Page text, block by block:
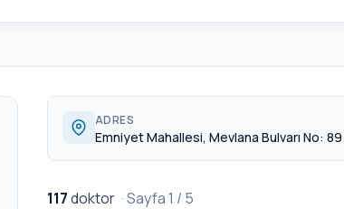
ADRES
Emniyet Mahallesi, Mevlana Bulvarı No: 89
117doktor · Sayfa 1 / 5